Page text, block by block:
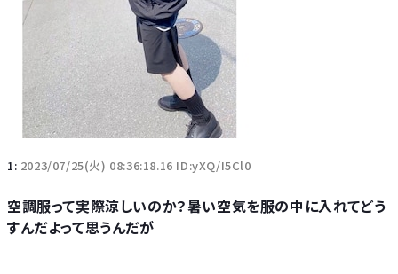
1: 2023/07/25(火) 08:36:18.16 ID:yXQ/I5Cl0
空調服って実際涼しいのか？暑い空気を服の中に入れてどう
すんだよって思うんだが